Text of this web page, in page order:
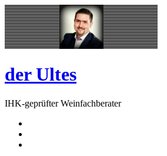
Skip
to
content
Open
Sidebar
der Ultes
IHK-geprüfter Weinfachberater